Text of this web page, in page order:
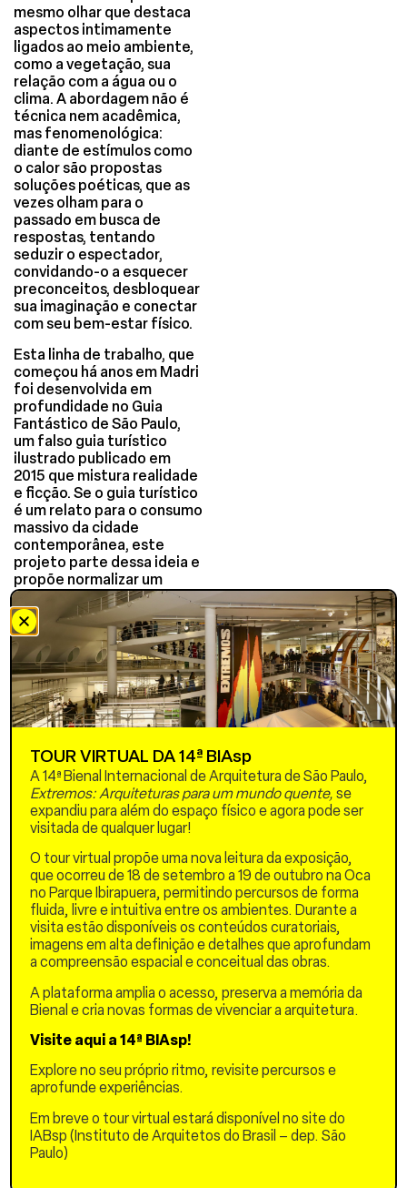
mesmo olhar que destaca
aspectos intimamente
ligados ao meio ambiente,
como a vegetação, sua
relação com a água ou o
clima. A abordagem não é
técnica nem acadêmica,
mas fenomenológica:
diante de estímulos como
o calor são propostas
soluções poéticas, que as
vezes olham para o
passado em busca de
respostas, tentando
seduzir o espectador,
convidando-o a esquecer
preconceitos, desbloquear
sua imaginação e conectar
com seu bem-estar físico.
Esta linha de trabalho, que
começou há anos em Madri
foi desenvolvida em
profundidade no Guia
Fantástico de São Paulo,
um falso guia turístico
ilustrado publicado em
2015 que mistura realidade
e ficção. Se o guia turístico
é um relato para o consumo
massivo da cidade
contemporânea, este
projeto parte dessa ideia e
propõe normalizar um
relato utópico,
apresentando situações
surpreendentes para o
leitor como se fossem
cotidianas, conectando
cidades onde a autora tem
morado, ligando problemas
que parecem locais e são
Os desenhos expostos
funcionam como esboços
para chamar a atenção
sobre os eixos temáticos
da Bienal. Para “Preservar
as florestas e reflorestar as
cidades”, tem que garantir
as condições optimas para
a sobrevivência das
mamangavas, os sabiás,
assim como outros
polinizadores, o que passa
por cuidar da vegetação
existente. Embora a
presença de água tenha
fundação das cidades, no
desenvolvimento destas
temos esquecido da sua
importância. Não podemos
“Conviver com as águas”
sem saber que existem, por
isso se expõe um mapa de
cada uma das cidades com
TOUR VIRTUAL DA 14ª BIAsp
A 14ª Bienal Internacional de Arquitetura de São Paulo,
Extremos: Arquiteturas para um mundo quente, se
expandiu para além do espaço físico e agora pode ser
visitada de qualquer lugar!
O tour virtual propõe uma nova leitura da exposição,
que ocorreu de 18 de setembro a 19 de outubro na Oca
no Parque Ibirapuera, permitindo percursos de forma
fluida, livre e intuitiva entre os ambientes. Durante a
visita estão disponíveis os conteúdos curatoriais,
imagens em alta definição e detalhes que aprofundam
a compreensão espacial e conceitual das obras.
A plataforma amplia o acesso, preserva a memória da
Bienal e cria novas formas de vivenciar a arquitetura.
Visite aqui a 14ª BIAsp!
Explore no seu próprio ritmo, revisite percursos e
aprofunde experiências.
Em breve o tour virtual estará disponível no site do
IABsp (Instituto de Arquitetos do Brasil – dep. São
Paulo)